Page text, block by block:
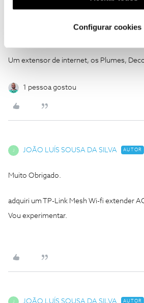
utilização dos cookies clicando em "
Configurar cookies
Existe algum aparelho que converta o
Um extensor de internet, os Plumes,
1 pessoa gostou
JOÃO LUÍS SOUSA DA SILVA AUTOR
Muito Obrigado.
adquiri um TP-Link Mesh Wi-fi extender
Vou experimentar.
JOÃO LUÍS SOUSA DA SILVA AUTOR